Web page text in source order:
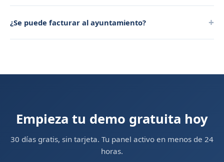
¿Se puede facturar al ayuntamiento?
Empieza tu demo gratuita hoy
30 días gratis, sin tarjeta. Tu panel activo en menos de 24
horas.